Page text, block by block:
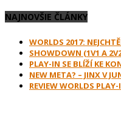
NAJNOVŠIE ČLÁNKY
WORLDS 2017:
SHOWDOWN (1V1 A
PLAY-IN SE BLÍŽÍ KE
NEW META? – JINX V
REVIEW WORLDS